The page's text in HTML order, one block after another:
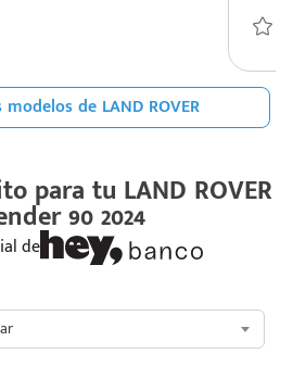
de LAND ROVER
para tu LAND ROVER
90 2024
de